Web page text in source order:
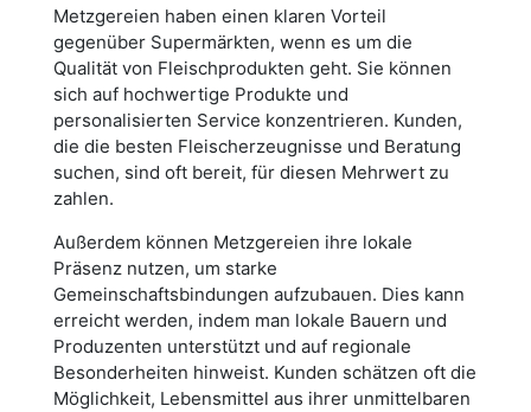
Metzgereien haben einen klaren Vorteil
gegenüber Supermärkten, wenn es um die
Qualität von Fleischprodukten geht. Sie können
sich auf hochwertige Produkte und
personalisierten Service konzentrieren. Kunden,
die die besten Fleischerzeugnisse und Beratung
suchen, sind oft bereit, für diesen Mehrwert zu
zahlen.
Außerdem können Metzgereien ihre lokale
Präsenz nutzen, um starke
Gemeinschaftsbindungen aufzubauen. Dies kann
erreicht werden, indem man lokale Bauern und
Produzenten unterstützt und auf regionale
Besonderheiten hinweist. Kunden schätzen oft die
Möglichkeit, Lebensmittel aus ihrer unmittelbaren